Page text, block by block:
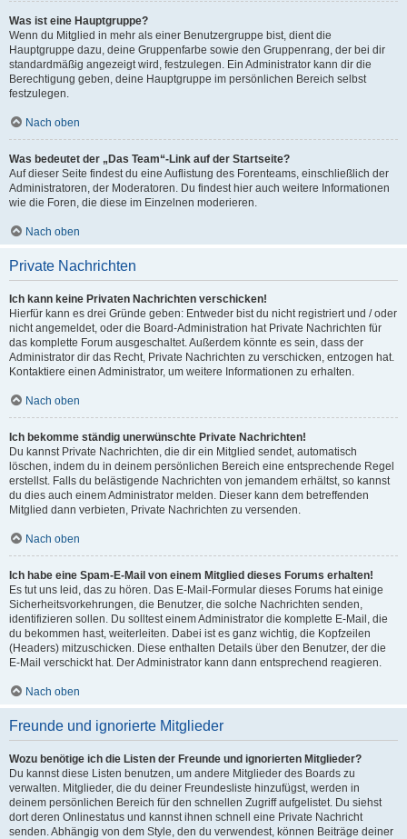
Was ist eine Hauptgruppe?
Wenn du Mitglied in mehr als einer Benutzergruppe bist, dient die
Hauptgruppe dazu, deine Gruppenfarbe sowie den Gruppenrang, der bei dir
standardmäßig angezeigt wird, festzulegen. Ein Administrator kann dir die
Berechtigung geben, deine Hauptgruppe im persönlichen Bereich selbst
festzulegen.
Nach oben
Was bedeutet der „Das Team“-Link auf der Startseite?
Auf dieser Seite findest du eine Auflistung des Forenteams, einschließlich der
Administratoren, der Moderatoren. Du findest hier auch weitere Informationen
wie die Foren, die diese im Einzelnen moderieren.
Nach oben
Private Nachrichten
Ich kann keine Privaten Nachrichten verschicken!
Hierfür kann es drei Gründe geben: Entweder bist du nicht registriert und / oder
nicht angemeldet, oder die Board-Administration hat Private Nachrichten für
das komplette Forum ausgeschaltet. Außerdem könnte es sein, dass der
Administrator dir das Recht, Private Nachrichten zu verschicken, entzogen hat.
Kontaktiere einen Administrator, um weitere Informationen zu erhalten.
Nach oben
Ich bekomme ständig unerwünschte Private Nachrichten!
Du kannst Private Nachrichten, die dir ein Mitglied sendet, automatisch
löschen, indem du in deinem persönlichen Bereich eine entsprechende Regel
erstellst. Falls du belästigende Nachrichten von jemandem erhältst, so kannst
du dies auch einem Administrator melden. Dieser kann dem betreffenden
Mitglied dann verbieten, Private Nachrichten zu versenden.
Nach oben
Ich habe eine Spam-E-Mail von einem Mitglied dieses Forums erhalten!
Es tut uns leid, das zu hören. Das E-Mail-Formular dieses Forums hat einige
Sicherheitsvorkehrungen, die Benutzer, die solche Nachrichten senden,
identifizieren sollen. Du solltest einem Administrator die komplette E-Mail, die
du bekommen hast, weiterleiten. Dabei ist es ganz wichtig, die Kopfzeilen
(Headers) mitzuschicken. Diese enthalten Details über den Benutzer, der die
E-Mail verschickt hat. Der Administrator kann dann entsprechend reagieren.
Nach oben
Freunde und ignorierte Mitglieder
Wozu benötige ich die Listen der Freunde und ignorierten Mitglieder?
Du kannst diese Listen benutzen, um andere Mitglieder des Boards zu
verwalten. Mitglieder, die du deiner Freundesliste hinzufügst, werden in
deinem persönlichen Bereich für den schnellen Zugriff aufgelistet. Du siehst
dort deren Onlinestatus und kannst ihnen schnell eine Private Nachricht
senden. Abhängig von dem Style, den du verwendest, können Beiträge deiner